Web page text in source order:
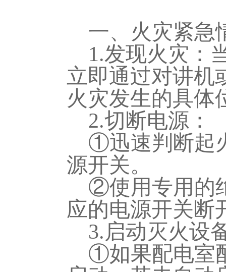
一、火灾紧急
1.发现火灾：
立即通过对讲机
火灾发生的具体
2.切断电源：
①迅速判断起
源开关。
②使用专用的
应的电源开关断
3.启动灭火设
①如果配电室